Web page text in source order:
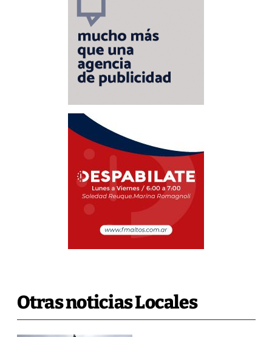
Otras noticias Locales